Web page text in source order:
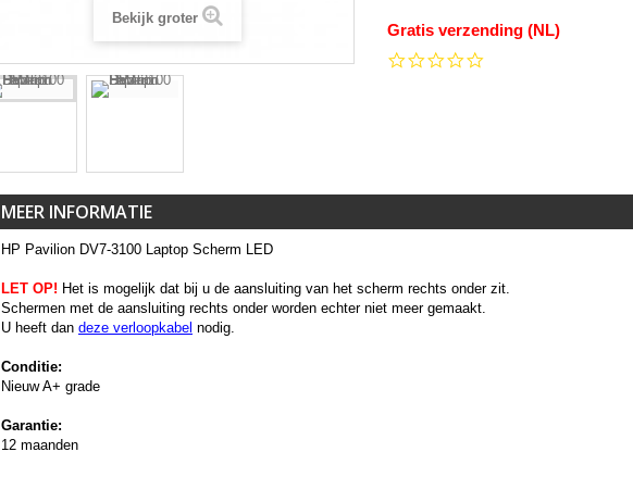
Bekijk groter
Gratis verzending (NL)
MEER INFORMATIE
HP Pavilion DV7-3100 Laptop Scherm LED
LET OP! Het is mogelijk dat bij u de aansluiting van het scherm rechts onder zit.
Schermen met de aansluiting rechts onder worden echter niet meer gemaakt.
U heeft dan deze verloopkabel nodig.
Conditie:
Nieuw A+ grade
Garantie:
12 maanden